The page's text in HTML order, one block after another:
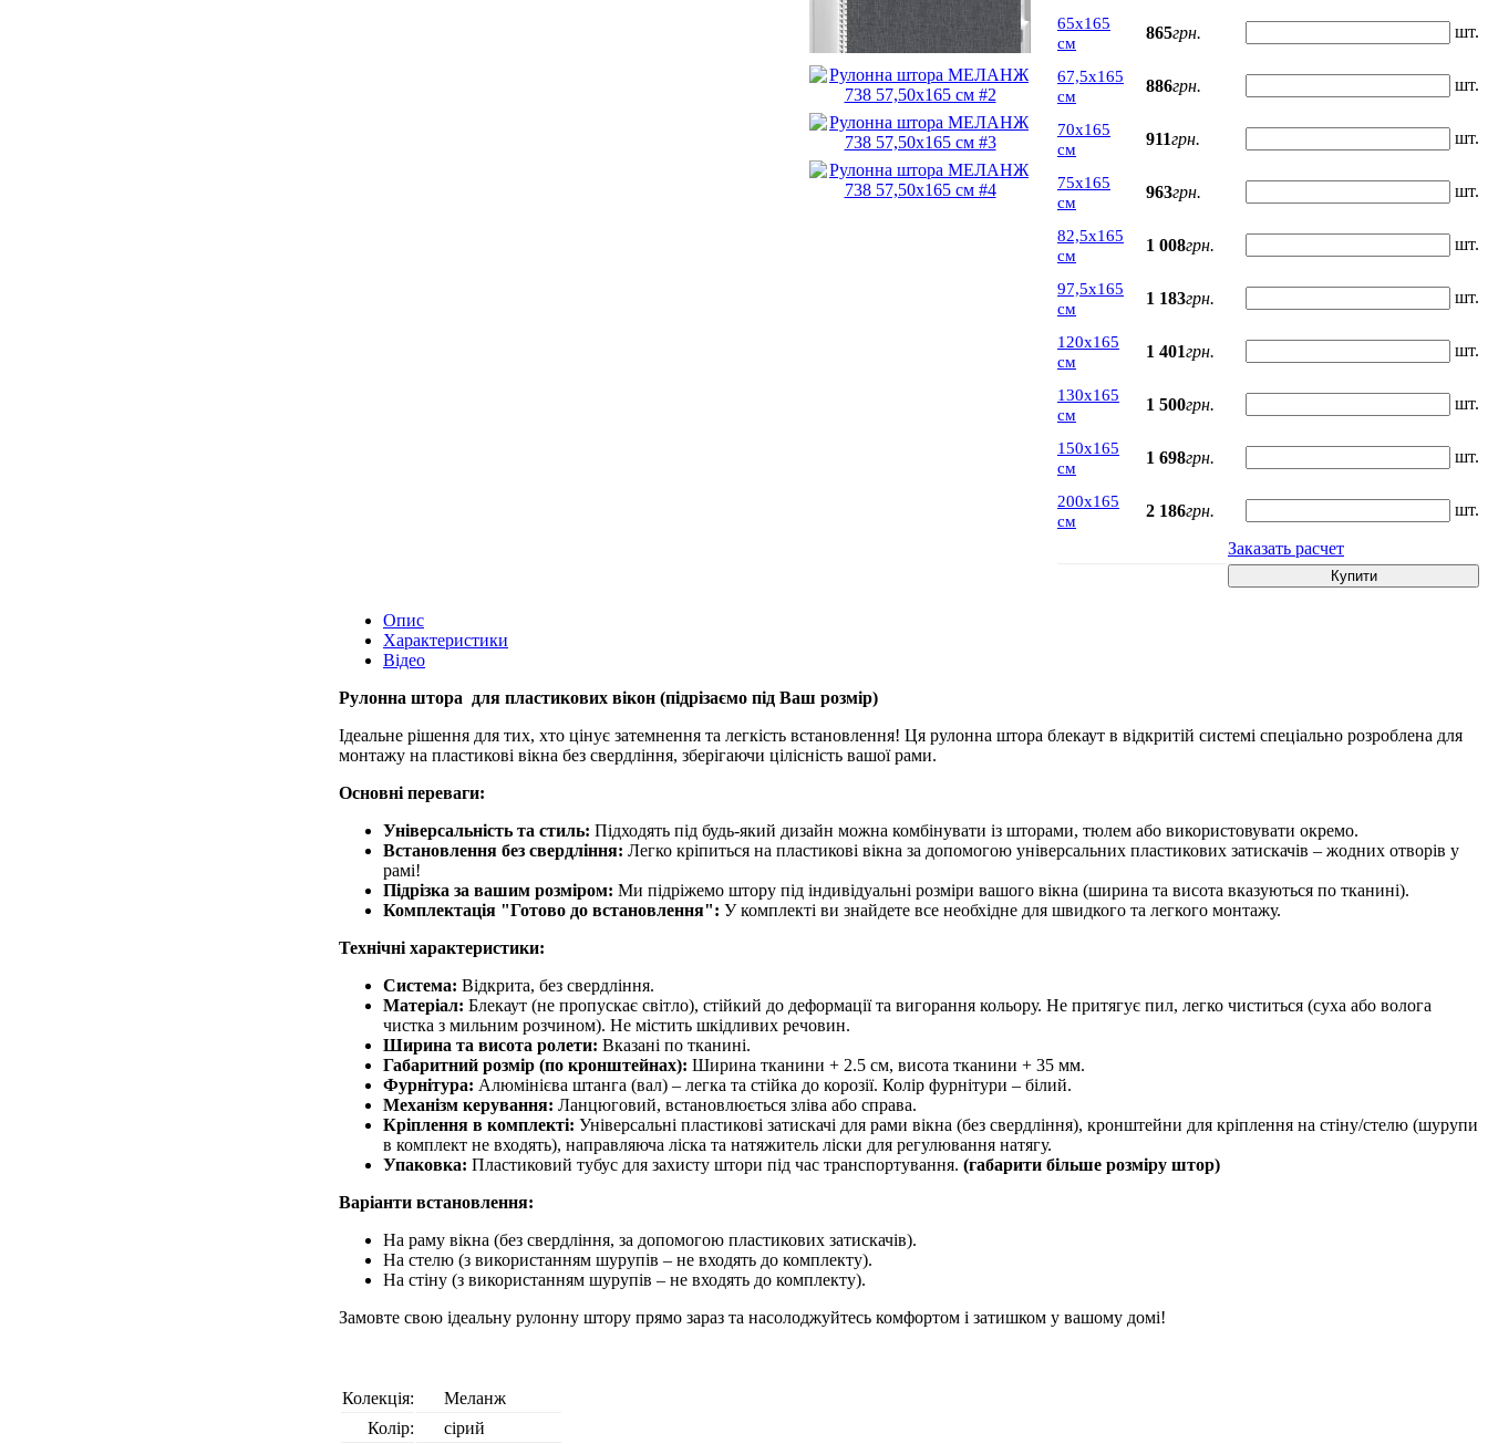
65х165
см
865грн. шт.
67,5х165
см
886грн. шт.
70х165
см
911грн. шт.
75х165
см
963грн. шт.
82,5х165
см
1 008грн. шт.
97,5х165
см
1 183грн. шт.
120х165
см
1 401грн. шт.
130х165
см
1 500грн. шт.
150х165
см
1 698грн. шт.
200х165
см
2 186грн. шт.
Заказать расчет
Купити
Опис
Характеристики
Відео
Рулонна штора для пластикових вікон (підрізаємо під Ваш розмір)
Ідеальне рішення для тих, хто цінує затемнення та легкість встановлення! Ця рулонна штора блекаут в відкритій системі спеціально розроблена для
монтажу на пластикові вікна без свердління, зберігаючи цілісність вашої рами.
Основні переваги:
Універсальність та стиль: Підходять під будь-який дизайн можна комбінувати із шторами, тюлем або використовувати окремо.
Встановлення без свердління: Легко кріпиться на пластикові вікна за допомогою універсальних пластикових затискачів – жодних отворів у
рамі!
Підрізка за вашим розміром: Ми підріжемо штору під індивідуальні розміри вашого вікна (ширина та висота вказуються по тканині).
Комплектація "Готово до встановлення": У комплекті ви знайдете все необхідне для швидкого та легкого монтажу.
Технічні характеристики:
Система: Відкрита, без свердління.
Матеріал: Блекаут (не пропускає світло), стійкий до деформації та вигорання кольору. Не притягує пил, легко чиститься (суха або волога
чистка з мильним розчином). Не містить шкідливих речовин.
Ширина та висота ролети: Вказані по тканині.
Габаритний розмір (по кронштейнах): Ширина тканини + 2.5 см, висота тканини + 35 мм.
Фурнітура: Алюмінієва штанга (вал) – легка та стійка до корозії. Колір фурнітури – білий.
Механізм керування: Ланцюговий, встановлюється зліва або справа.
Кріплення в комплекті: Універсальні пластикові затискачі для рами вікна (без свердління), кронштейни для кріплення на стіну/стелю (шурупи
в комплект не входять), направляюча ліска та натяжитель ліски для регулювання натягу.
Упаковка: Пластиковий тубус для захисту штори під час транспортування. (габарити більше розміру штор)
Варіанти встановлення:
На раму вікна (без свердління, за допомогою пластикових затискачів).
На стелю (з використанням шурупів – не входять до комплекту).
На стіну (з використанням шурупів – не входять до комплекту).
Замовте свою ідеальну рулонну штору прямо зараз та насолоджуйтесь комфортом і затишком у вашому домі!
Колекція:
Меланж
Колір:
сірий